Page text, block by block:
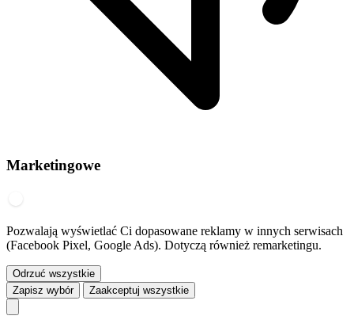
Marketingowe
Pozwalają wyświetlać Ci dopasowane reklamy w innych serwisach
(Facebook Pixel, Google Ads). Dotyczą również remarketingu.
Odrzuć wszystkie
Zapisz wybór
Zaakceptuj wszystkie